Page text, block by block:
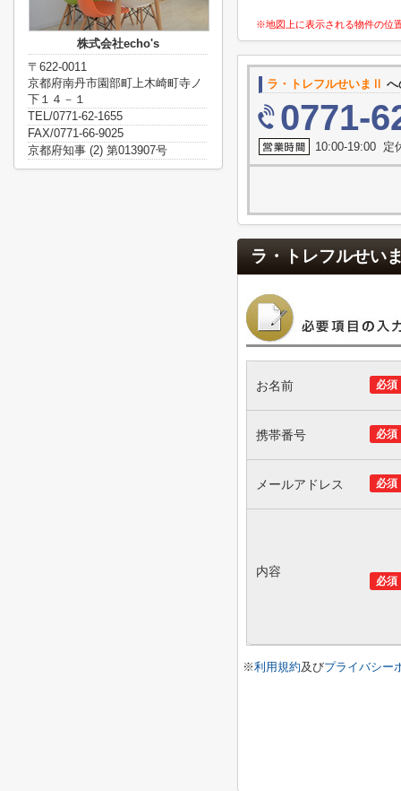
※地図上に表示される物件の位
ラ・トレフルせいまⅡ へ
0771-
10:00-19:00 定
ラ・トレフルせい
必須
お名前
必須
携帯番号
必須
メールアドレス
必須
内容
※利用規約及びプライバシー
株式会社echo's
〒622-0011
京都府南丹市園部町上木崎町寺ノ
下１４－１
TEL/0771-62-1655
FAX/0771-66-9025
京都府知事 (2) 第013907号